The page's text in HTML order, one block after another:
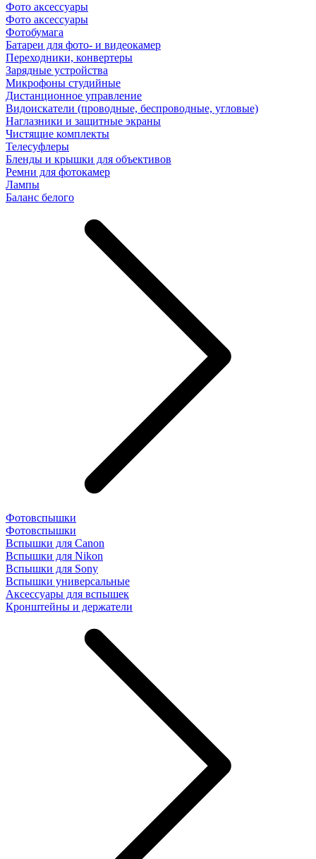
Фото аксессуары
Фото аксессуары
Фотобумага
Батареи для фото- и видеокамер
Переходники, конвертеры
Зарядные устройства
Микрофоны студийные
Дистанционное управление
Видоискатели (проводные, беспроводные, угловые)
Наглазники и защитные экраны
Чистящие комплекты
Телесуфлеры
Бленды и крышки для объективов
Ремни для фотокамер
Лампы
Баланс белого
Фотовспышки
Фотовспышки
Вспышки для Canon
Вспышки для Nikon
Вспышки для Sony
Вспышки универсальные
Аксесcуары для вспышек
Кронштейны и держатели